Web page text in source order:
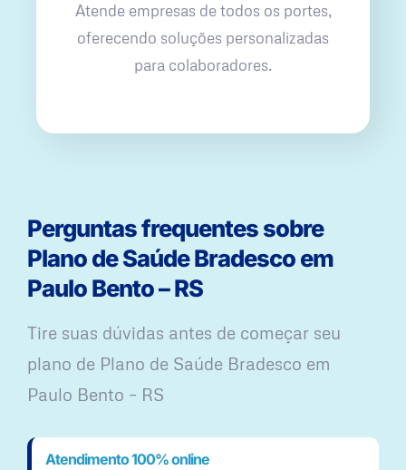
Atende empresas de todos os portes,
oferecendo soluções personalizadas
para colaboradores.
Perguntas frequentes sobre
Plano de Saúde Bradesco em
Paulo Bento – RS
Tire suas dúvidas antes de começar seu
plano ​de Plano de Saúde Bradesco em
Paulo Bento – RS
Atendimento 100% online